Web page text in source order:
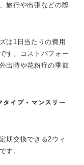
旅行や出張などの際
は1日当たりの費用
す。コストパフォー
出時や花粉症の季節
イプ・マンスリー
期交換できる2ウィ
す。